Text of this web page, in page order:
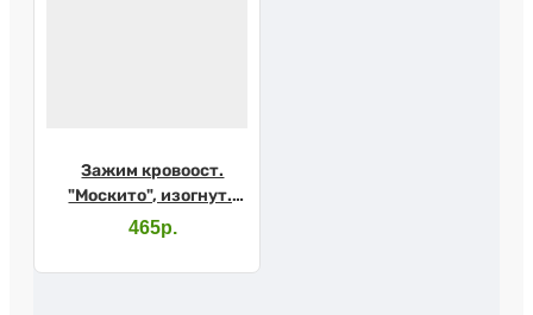
Зажим кровоост.
"Москито", изогнут.,
150мм, (з-62-2)
465р.